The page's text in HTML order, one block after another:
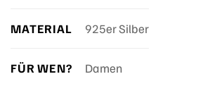
MATERIAL 925er Silber
FÜR WEN? Damen